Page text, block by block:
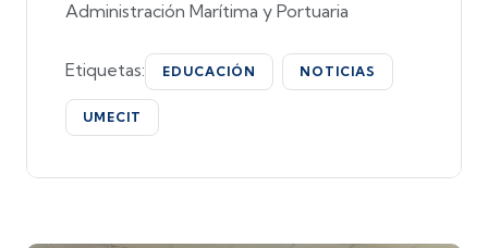
Administración Marítima y Portuaria
Etiquetas: EDUCACIÓN NOTICIAS
UMECIT